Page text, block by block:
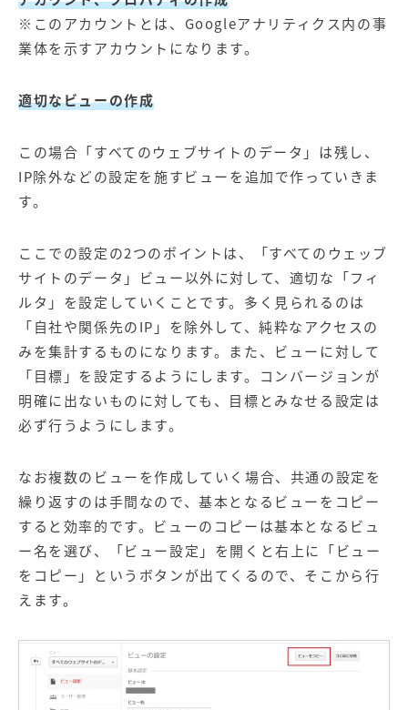
※このアカウントとは、Googleアナリティクス内の事
業体を示すアカウントになります。
適切なビューの作成
この場合「すべてのウェブサイトのデータ」は残し、
IP除外などの設定を施すビューを追加で作っていきま
す。
ここでの設定の2つのポイントは、「すべてのウェッブ
サイトのデータ」ビュー以外に対して、適切な「フィ
ルタ」を設定していくことです。多く見られるのは
「自社や関係先のIP」を除外して、純粋なアクセスの
みを集計するものになります。また、ビューに対して
「目標」を設定するようにします。コンバージョンが
明確に出ないものに対しても、目標とみなせる設定は
必ず行うようにします。
なお複数のビューを作成していく場合、共通の設定を
繰り返すのは手間なので、基本となるビューをコピー
すると効率的です。ビューのコピーは基本となるビュ
ー名を選び、「ビュー設定」を開くと右上に「ビュー
をコピー」というボタンが出てくるので、そこから行
えます。